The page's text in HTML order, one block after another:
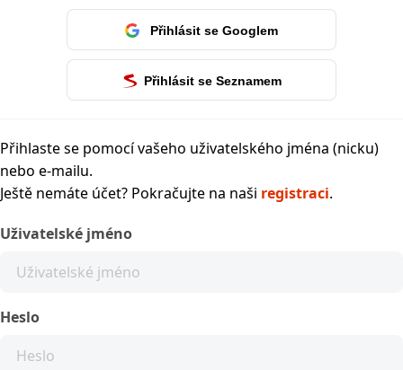
Přihlásit se Googlem
Přihlásit se Seznamem
Přihlaste se pomocí vašeho uživatelského jména (nicku)
nebo e-mailu.
Ještě nemáte účet? Pokračujte na naši registraci.
Uživatelské jméno
Heslo